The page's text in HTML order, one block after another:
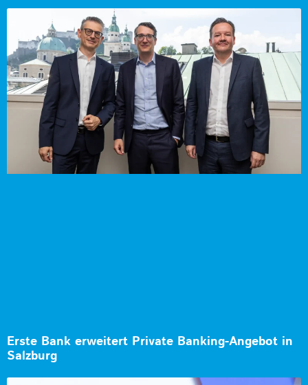
Erste Bank erweitert Private Banking-Angebot in
Salzburg